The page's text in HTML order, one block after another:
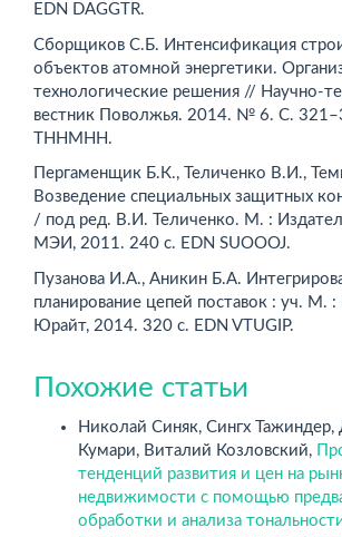
EDN DAGGTR.
Сборщиков С.Б. Интенсификация
объектов атомной энергетики.
технологические решения // Научно-
вестник Поволжья. 2014. № 6. С.
THHMHH.
Пергаменщик Б.К., Теличенко В.И.,
Возведение специальных защитных
/ под ред. В.И. Теличенко. М. :
МЭИ, 2011. 240 с. EDN SUOOOJ.
Пузанова И.А., Аникин Б.А.
планирование цепей поставок : уч. М. :
Юрайт, 2014. 320 с. EDN VTUGIP.
Похожие статьи
Николай Синяк, Сингх
Кумари, Виталий Козловский,
тенденций развития и цен на
недвижимости с помощью
обработки и анализа